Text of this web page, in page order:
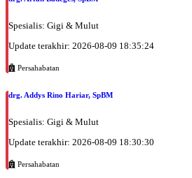
Spesialis: Gigi & Mulut
Update terakhir: 2026-08-09 18:35:24
Persahabatan
drg. Addys Rino Hariar, SpBM
Spesialis: Gigi & Mulut
Update terakhir: 2026-08-09 18:30:30
Persahabatan